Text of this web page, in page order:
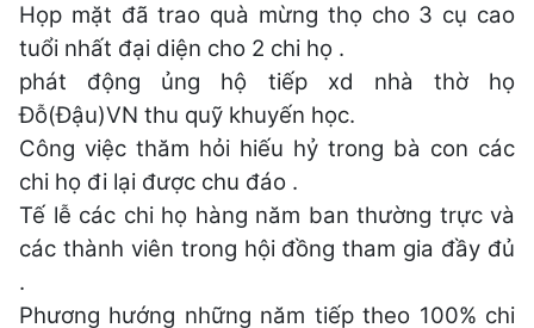
Họp mặt đã trao quà mừng thọ cho 3 cụ cao
tuổi nhất đại diện cho 2 chi họ .
phát động ủng hộ tiếp xd nhà thờ họ
Đỗ(Đậu)VN thu quỹ khuyến học.
Công việc thăm hỏi hiếu hỷ trong bà con các
chi họ đi lại được chu đáo .
Tế lễ các chi họ hàng năm ban thường trực và
các thành viên trong hội đồng tham gia đầy đủ
.
Phương hướng những năm tiếp theo 100% chi